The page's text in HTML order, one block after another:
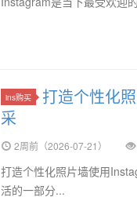
ins购买
打造个性化
采
2周前（2026-07-21）
打造个性化照片墙使用
活的一部分...